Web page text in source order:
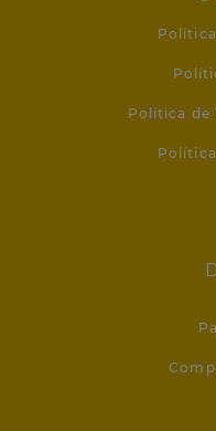
Política de